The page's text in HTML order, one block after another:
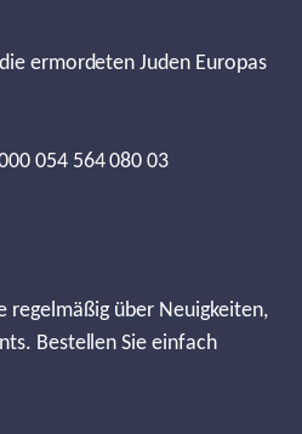
ermordeten Juden Europas
054 564 080 03
regelmäßig über Neuigkeiten,
Bestellen Sie einfach